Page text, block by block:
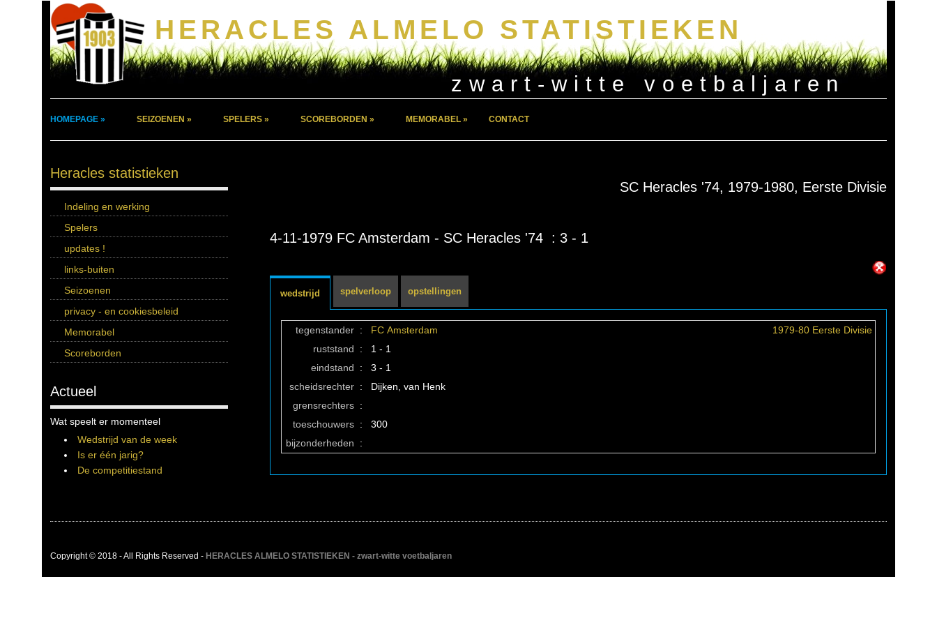
HERACLES ALMELO STATISTIEKEN
zwart-witte voetbaljaren
HOMEPAGE » SEIZOENEN » SPELERS » SCOREBORDEN » MEMORABEL » CONTACT
Heracles statistieken
Indeling en werking
Spelers
updates !
links-buiten
Seizoenen
privacy - en cookiesbeleid
Memorabel
Scoreborden
Actueel
Wat speelt er momenteel
Wedstrijd van de week
Is er één jarig?
De competitiestand
SC Heracles '74, 1979-1980, Eerste Divisie
4-11-1979 FC Amsterdam - SC Heracles '74 : 3 - 1
wedstrijd spelverloop opstellingen
tegenstander : FC Amsterdam
1979-80 Eerste Divisie
ruststand
:
1 - 1
eindstand
:
3 - 1
scheidsrechter :
Dijken, van Henk
grensrechters :
toeschouwers :
300
bijzonderheden
:
Copyright © 2018 - All Rights Reserved - HERACLES ALMELO STATISTIEKEN - zwart-witte voetbaljaren